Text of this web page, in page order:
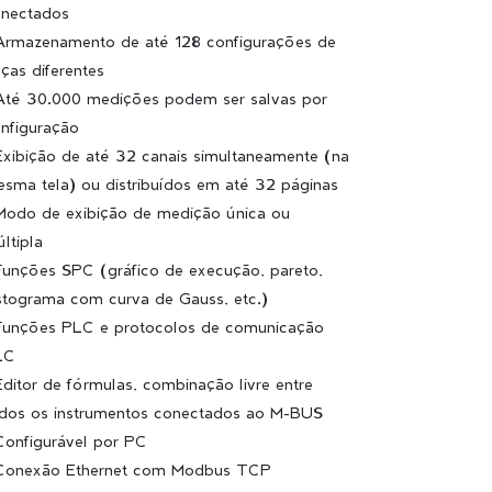
de até 128 configurações de
diferentes
30.000 medições podem ser salvas por
de até 32 canais simultaneamente (na
tela) ou distribuídos em até 32 páginas
de exibição de medição única ou
SPC (gráfico de execução, pareto,
com curva de Gauss, etc.)
PLC e protocolos de comunicação
de fórmulas, combinação livre entre
os instrumentos conectados ao M-BUS
por PC
Ethernet com Modbus TCP